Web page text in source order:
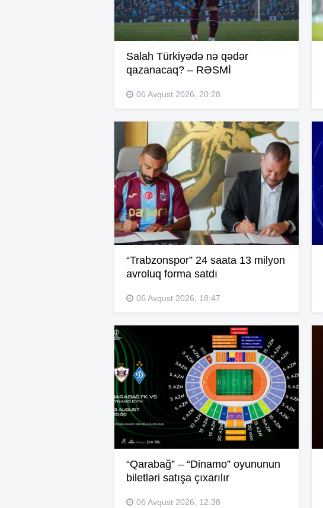
Salah Türkiyədə nə qədər
qazanacaq? – RƏSMİ
06 Avqust 2026, 20:28
“Trabzonspor” 24 saata 13 milyon
avroluq forma satdı
06 Avqust 2026, 18:47
“Qarabağ” – “Dinamo” oyununun
biletləri satışa çıxarılır
06 Avqust 2026, 12:38